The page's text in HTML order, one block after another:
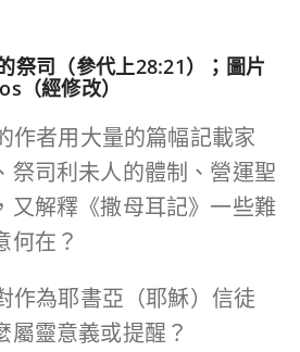
祭司（參代上28:21）；圖片
（經修改）
作者用大量的篇幅記載家
祭司利未人的體制、營運聖
又解釋《撒母耳記》一些難
何在？
作為耶書亞（耶穌）信徒
屬靈意義或提醒？